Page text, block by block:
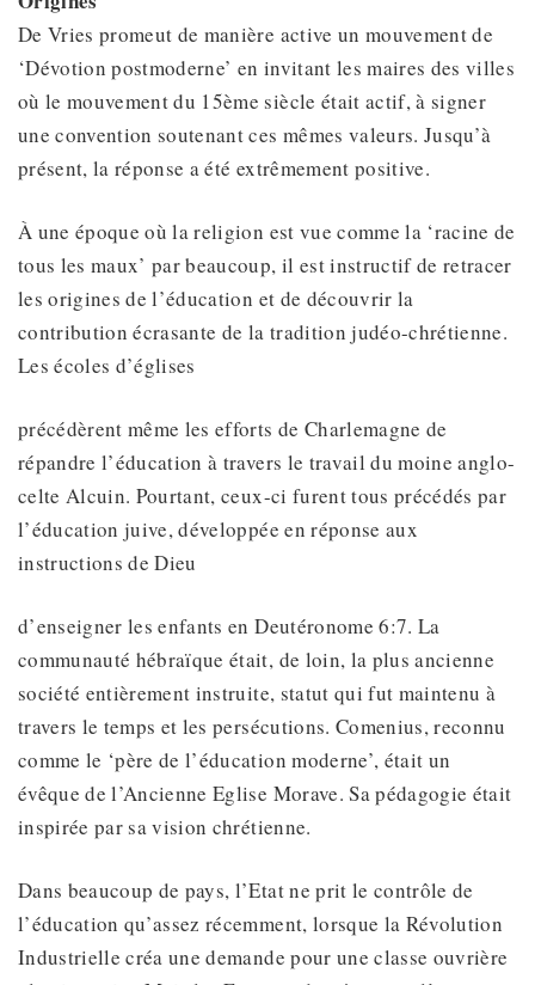
De Vries promeut de manière active un mouvement de
‘Dévotion postmoderne’ en invitant les maires des villes
où le mouvement du 15ème siècle était actif, à signer
une convention soutenant ces mêmes valeurs. Jusqu’à
présent, la réponse a été extrêmement positive.
À une époque où la religion est vue comme la ‘racine de
tous les maux’ par beaucoup, il est instructif de retracer
les origines de l’éducation et de découvrir la
contribution écrasante de la tradition judéo-chrétienne.
Les écoles d’églises
précédèrent même les efforts de Charlemagne de
répandre l’éducation à travers le travail du moine anglo-
celte Alcuin. Pourtant, ceux-ci furent tous précédés par
l’éducation juive, développée en réponse aux
instructions de Dieu
d’enseigner les enfants en Deutéronome 6:7. La
communauté hébraïque était, de loin, la plus ancienne
société entièrement instruite, statut qui fut maintenu à
travers le temps et les persécutions. Comenius, reconnu
comme le ‘père de l’éducation moderne’, était un
évêque de l’Ancienne Eglise Morave. Sa pédagogie était
inspirée par sa vision chrétienne.
Dans beaucoup de pays, l’Etat ne prit le contrôle de
l’éducation qu’assez récemment, lorsque la Révolution
Industrielle créa une demande pour une classe ouvrière